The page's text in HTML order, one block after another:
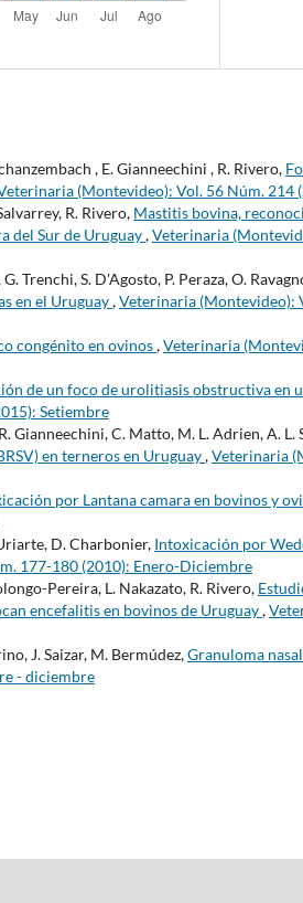
, E. Gianneechini , R. Rivero,
(Montevideo): Vol. 56 Núm. 214
R. Rivero, Mastitis bovina,
del Sur de Uruguay,Veterinaria
Trenchi, S. D'Agosto, P. Peraza, O.
en el Uruguay,Veterinaria (Montevideo):
congénito en ovinos,Veterinaria
de un foco de urolitiasis obstructiva en
Setiembre
Gianneechini, C. Matto, M. L. Adrien, A. L.
en terneros en Uruguay,Veterinaria
por Lantana camara en bovinos y
D. Charbonier, Intoxicación por
177-180 (2010): Enero-Diciembre
Pereira, L. Nakazato, R. Rivero,
encefalitis en bovinos de Uruguay,
J. Saizar, M. Bermúdez,Granuloma
- diciembre